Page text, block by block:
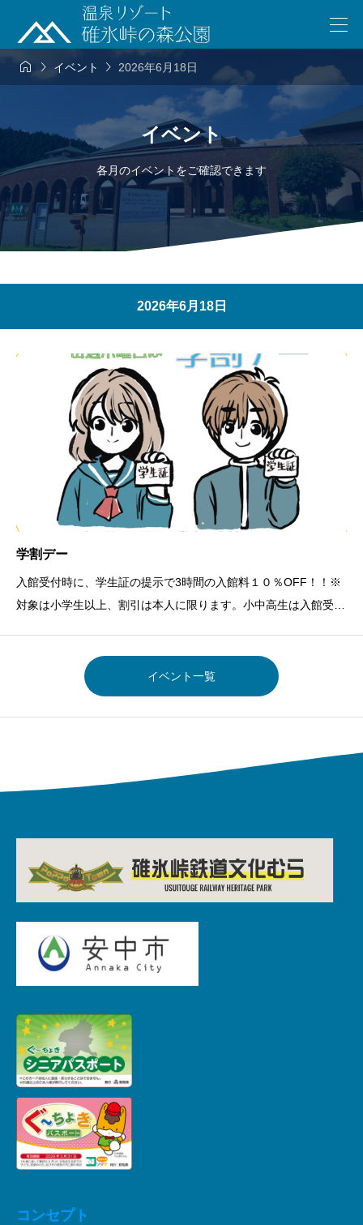
  イベント  2026年6月18日
イベント
各月のイベントをご確認できます
2026年6月18日
学割デー
入館受付時に、学生証の提示で3時間の入館料１０％OFF！！※
対象は小学生以上、割引は本人に限ります。小中高生は入館受付
で大盛にできます！！※対象は小学生
イベント一覧
コンセプト